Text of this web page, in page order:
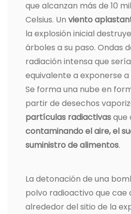
que alcanzan más de 10
Celsius. Un viento
la explosión inicial
árboles a su paso. Ondas
radiación intensa que
equivalente a exponerse a
Se forma una nube en
partir de desechos
partículas radiactivasque
contaminando el aire, el
suministro de alimentos.
La detonación de una
polvo radioactivo que cae
alrededor del sitio de la